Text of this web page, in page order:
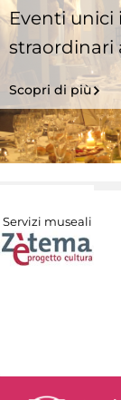
Eventi unici
straordinari
Scopri di più
Servizi museali